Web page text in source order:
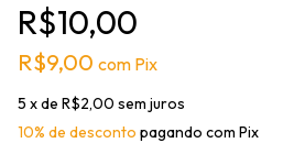
R$10,00
R$9,00 com Pix
5 x de R$2,00 sem juros
10% de desconto pagando com Pix